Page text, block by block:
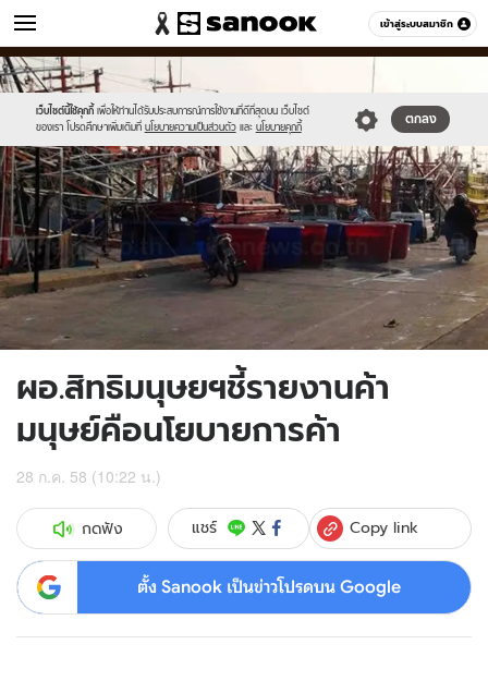
เข้าสู่ระบบสมาชิก
ข่าว หมวดอื่นๆ
เว็บไซต์นี้ใช้คุกกี้ เพื่อให้ท่านได้รับประสบการณ์การใช้งานที่ดีที่สุดบน เว็บไซต์
ของเรา โปรดศึกษาเพิ่มเติมที่ นโยบายความเป็นส่วนตัว และ นโยบายคุกกี้
ตกลง
Sanook
//s.isanook.com/sr/0/images/logo-
new-
sanook.png
600
60
//s.isanook.com/ns/0/ud/367/1837706/635069-
01.jpg
ผอ.สิทธิมนุษยฯชี้รายงานค้า
มนุษย์คือนโยบายการค้า
28 ก.ค. 58 (10:22 น.)
กดฟัง แชร์ Copy link
ตั้ง Sanook เป็นข่าวโปรดบน Google